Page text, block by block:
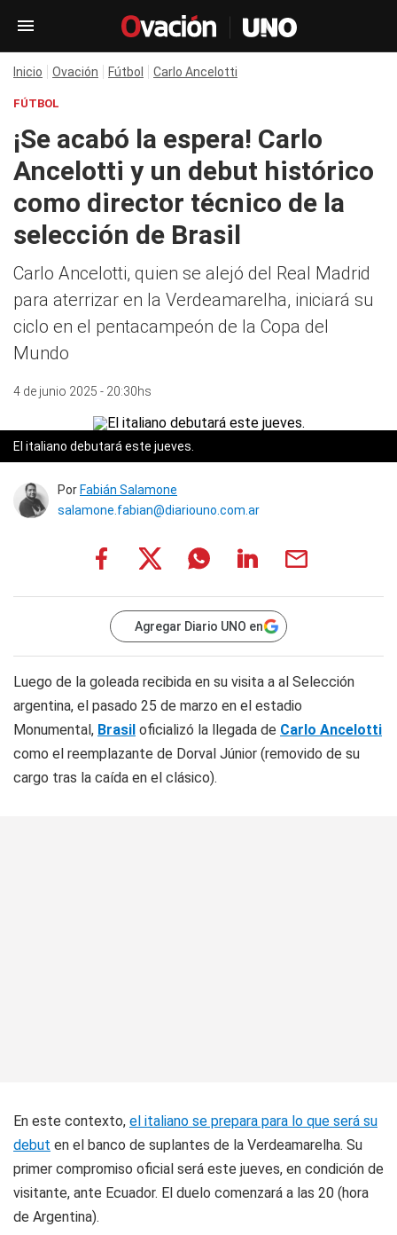
Inicio Ovación Fútbol Carlo Ancelotti
FÚTBOL
¡Se acabó la espera! Carlo
Ancelotti y un debut histórico
como director técnico de la
selección de Brasil
Carlo Ancelotti, quien se alejó del Real Madrid
para aterrizar en la Verdeamarelha, iniciará su
ciclo en el pentacampeón de la Copa del
Mundo
4 de junio 2025 - 20:30hs
El italiano debutará este jueves.
Por Fabián Salamone
salamone.fabian@diariouno.com.ar
Agregar Diario UNO en
Luego de la goleada recibida en su visita a al Selección
argentina, el pasado 25 de marzo en el estadio
Monumental, Brasil oficializó la llegada de Carlo Ancelotti
como el reemplazante de Dorval Júnior (removido de su
cargo tras la caída en el clásico).
En este contexto, el italiano se prepara para lo que será su
debut en el banco de suplantes de la Verdeamarelha. Su
primer compromiso oficial será este jueves, en condición de
visitante, ante Ecuador. El duelo comenzará a las 20 (hora
de Argentina).